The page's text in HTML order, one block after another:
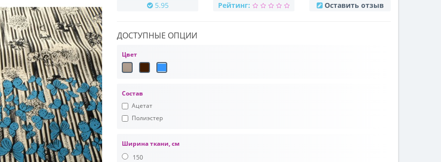
5.95 Рейтинг: Оставить отзыв
ДОСТУПНЫЕ ОПЦИИ
Цвет
Состав
Ацетат
Полиэстер
Ширина ткани, см
150